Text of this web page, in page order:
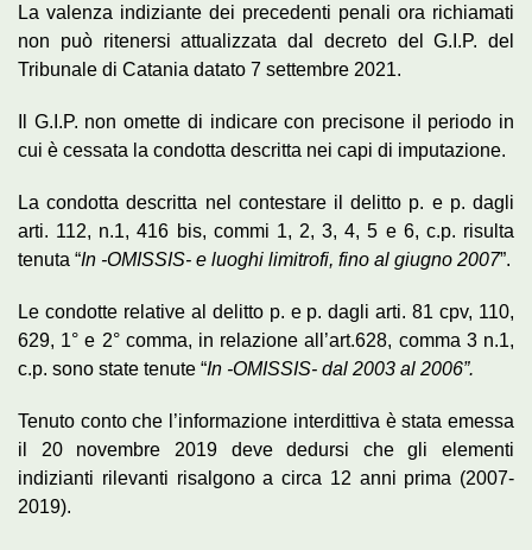
La valenza indiziante dei precedenti penali ora richiamati
non può ritenersi attualizzata dal decreto del G.I.P. del
Tribunale di Catania datato 7 settembre 2021.
Il G.I.P. non omette di indicare con precisone il periodo in
cui è cessata la condotta descritta nei capi di imputazione.
La condotta descritta nel contestare il delitto p. e p. dagli
arti. 112, n.1, 416 bis, commi 1, 2, 3, 4, 5 e 6, c.p. risulta
tenuta “In -OMISSIS- e luoghi limitrofi, fino al giugno 2007”.
Le condotte relative al delitto p. e p. dagli arti. 81 cpv, 110,
629, 1° e 2° comma, in relazione all’art.628, comma 3 n.1,
c.p. sono state tenute “In -OMISSIS- dal 2003 al 2006”.
Tenuto conto che l’informazione interdittiva è stata emessa
il 20 novembre 2019 deve dedursi che gli elementi
indizianti rilevanti risalgono a circa 12 anni prima (2007-
2019).